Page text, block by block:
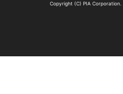
Copyright (C) PIA Corporation.